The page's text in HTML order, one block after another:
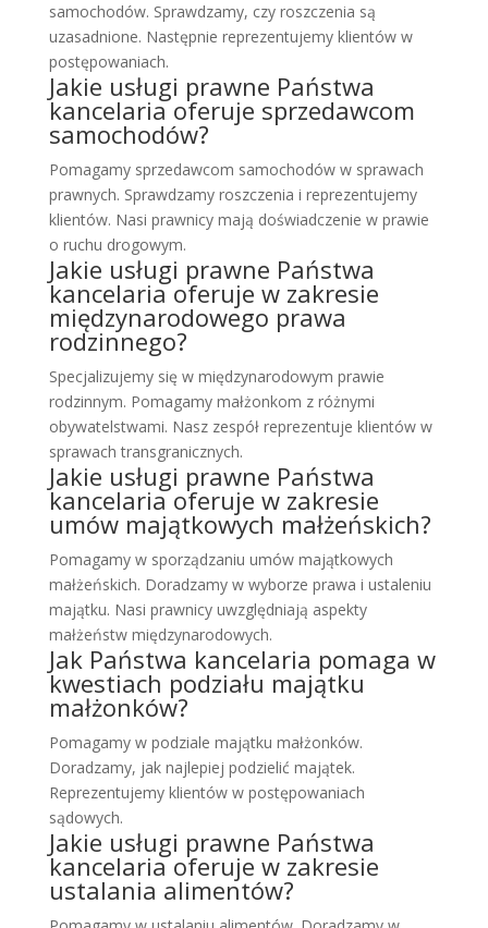
samochodów. Sprawdzamy, czy roszczenia są
uzasadnione. Następnie reprezentujemy klientów w
postępowaniach.
Jakie usługi prawne Państwa
kancelaria oferuje sprzedawcom
samochodów?
Pomagamy sprzedawcom samochodów w sprawach
prawnych. Sprawdzamy roszczenia i reprezentujemy
klientów. Nasi prawnicy mają doświadczenie w prawie
o ruchu drogowym.
Jakie usługi prawne Państwa
kancelaria oferuje w zakresie
międzynarodowego prawa
rodzinnego?
Specjalizujemy się w międzynarodowym prawie
rodzinnym. Pomagamy małżonkom z różnymi
obywatelstwami. Nasz zespół reprezentuje klientów w
sprawach transgranicznych.
Jakie usługi prawne Państwa
kancelaria oferuje w zakresie
umów majątkowych małżeńskich?
Pomagamy w sporządzaniu umów majątkowych
małżeńskich. Doradzamy w wyborze prawa i ustaleniu
majątku. Nasi prawnicy uwzględniają aspekty
małżeństw międzynarodowych.
Jak Państwa kancelaria pomaga w
kwestiach podziału majątku
małżonków?
Pomagamy w podziale majątku małżonków.
Doradzamy, jak najlepiej podzielić majątek.
Reprezentujemy klientów w postępowaniach
sądowych.
Jakie usługi prawne Państwa
kancelaria oferuje w zakresie
ustalania alimentów?